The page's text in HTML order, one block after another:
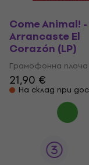
Come Animal!
Arrancaste El
Corazón (LP)
Грамофонна плоча
21,90 €
На склад при